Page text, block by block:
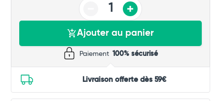
Ajouter au panier
Paiement 100% sécurisé
Livraison offerte dès 59€